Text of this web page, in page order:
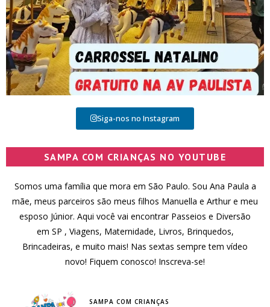
Siga-nos no Instagram
SAMPA COM CRIANÇAS NO YOUTUBE
Somos uma família que mora em São Paulo. Sou Ana Paula a
mãe, meus parceiros são meus filhos Manuella e Arthur e meu
esposo Júnior. Aqui você vai encontrar Passeios e Diversão
em SP , Viagens, Maternidade, Livros, Brinquedos,
Brincadeiras, e muito mais! Nas sextas sempre tem vídeo
novo! Fiquem conosco! Inscreva-se!
SAMPA COM CRIANÇAS